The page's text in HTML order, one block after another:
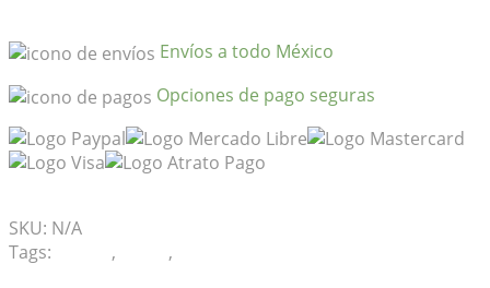
Envíos a todo México
Opciones de pago seguras
SKU: N/A
Tags:
, ,